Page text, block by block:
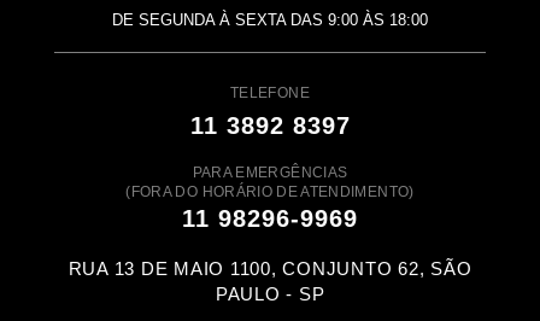
DE SEGUNDA À SEXTA DAS 9:00 ÀS 18:00
TELEFONE
11 3892 8397
PARA EMERGÊNCIAS
(FORA DO HORÁRIO DE ATENDIMENTO)
11 98296-9969
RUA 13 DE MAIO 1100, CONJUNTO 62, SÃO
PAULO - SP